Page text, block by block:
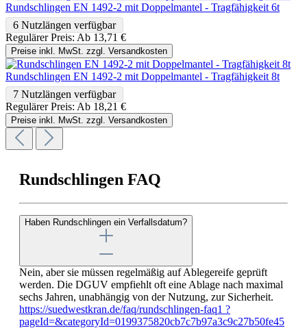
Rundschlingen EN 1492-2 mit Doppelmantel - Tragfähigkeit 6t
6 Nutzlängen verfügbar
Regulärer Preis: Ab 13,71 €
Preise inkl. MwSt. zzgl. Versandkosten
Rundschlingen EN 1492-2 mit Doppelmantel - Tragfähigkeit 8t
7 Nutzlängen verfügbar
Regulärer Preis: Ab 18,21 €
Preise inkl. MwSt. zzgl. Versandkosten
Rundschlingen FAQ
Haben Rundschlingen ein Verfallsdatum?
Nein, aber sie müssen regelmäßig auf Ablegereife geprüft
werden. Die DGUV empfiehlt oft eine Ablage nach maximal
sechs Jahren, unabhängig von der Nutzung, zur Sicherheit.
https://suedwestkran.de/faq/rundschlingen-faq1 ?
pageId=&categoryId=0199375820cb7c7b97a3c9c27b50fe45